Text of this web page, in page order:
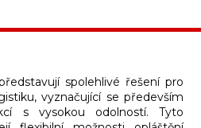
spolehlivé řešení pro
vyznačující se především
s vysokou odolností. Tyto